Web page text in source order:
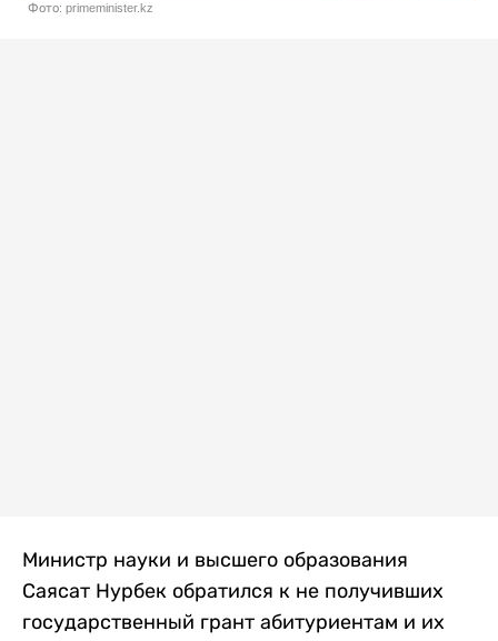
Фото: primeminister.kz
Министр науки и высшего образования
Саясат Нурбек обратился к не получивших
государственный грант абитуриентам и их